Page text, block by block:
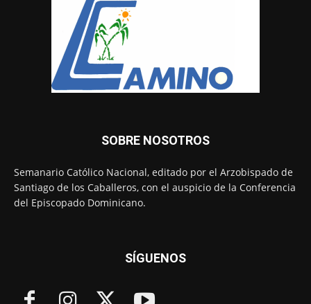
SOBRE NOSOTROS
Semanario Católico Nacional, editado por el Arzobispado de
Santiago de los Caballeros, con el auspicio de la Conferencia
del Episcopado Dominicano.
SÍGUENOS